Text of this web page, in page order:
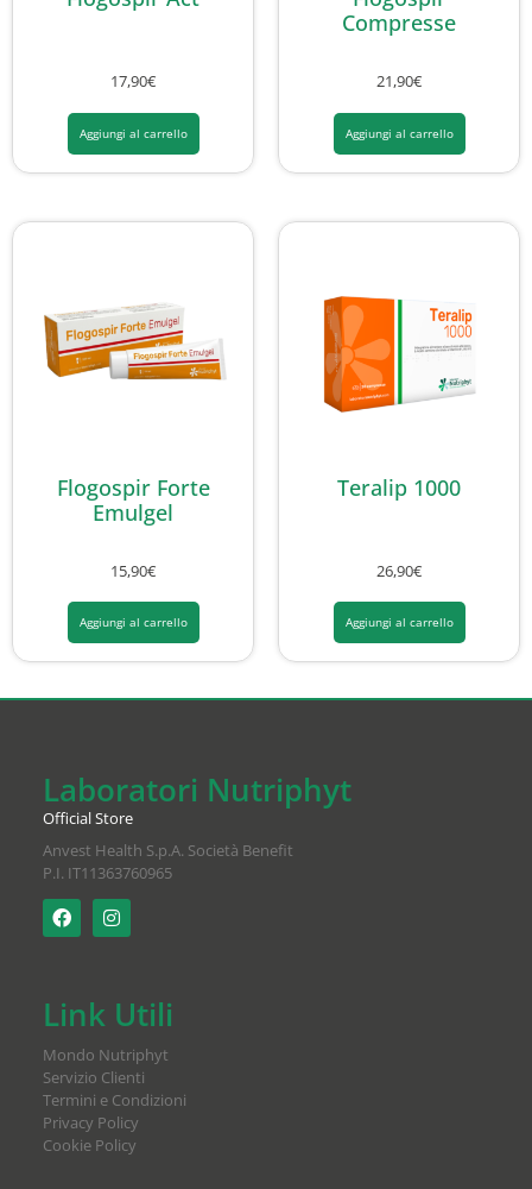
17,90€
Aggiungi al carrello
Compresse
21,90€
Aggiungi al carrello
Flogospir Forte
Emulgel
15,90€
Aggiungi al carrello
Teralip 1000
26,90€
Aggiungi al carrello
Laboratori Nutriphyt
Official Store
Anvest Health S.p.A. Società Benefit
P.I. IT11363760965
Link Utili
Mondo Nutriphyt
Servizio Clienti
Termini e Condizioni
Privacy Policy
Cookie Policy